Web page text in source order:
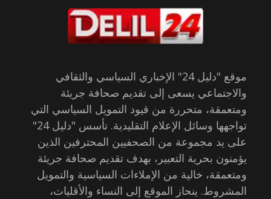
موقع "دليل 24" الإخباري السياسي والثقافي
والاجتماعي يسعى إلى تقديم صحافة جريئة
ومتعمقة، متحررة من قيود التمويل السياسي التي
تواجهها وسائل الإعلام التقليدية. تأسس "دليل 24"
على يد مجموعة من الصحفيين المحترفين الذين
يؤمنون بحرية التعبير، بهدف تقديم صحافة جريئة
ومتعمقة، خالية من الإملاءات السياسية والتمويل
المشروط. ينحاز الموقع إلى النساء والأقليات،